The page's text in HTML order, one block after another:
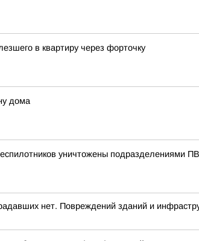
в квартиру через форточку
дома
уничтожены подразделениями
нет. Повреждений зданий и